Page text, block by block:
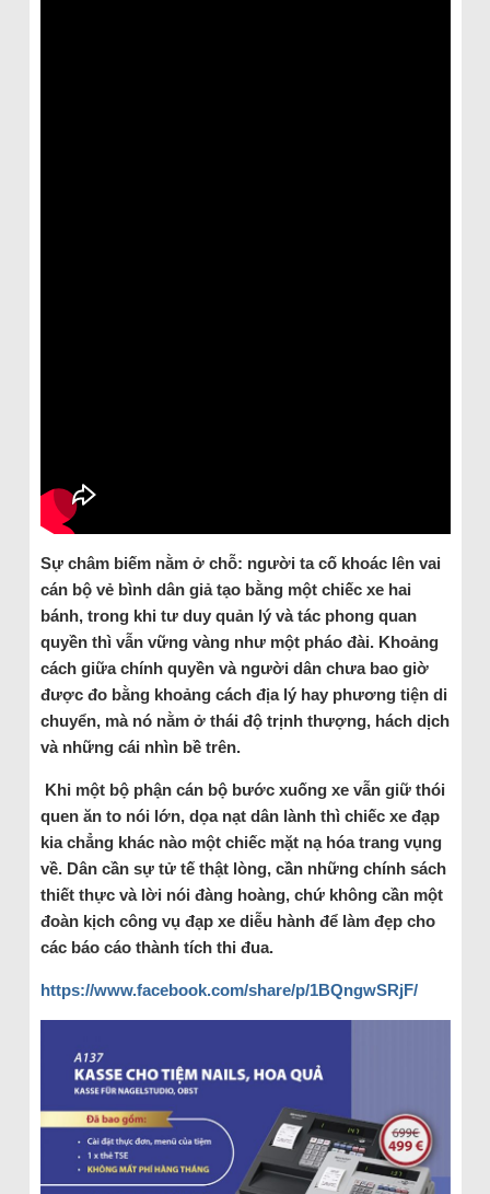
Sự châm biếm nằm ở chỗ: người ta cố khoác lên vai
cán bộ vẻ bình dân giả tạo bằng một chiếc xe hai
bánh, trong khi tư duy quản lý và tác phong quan
quyền thì vẫn vững vàng như một pháo đài. Khoảng
cách giữa chính quyền và người dân chưa bao giờ
được đo bằng khoảng cách địa lý hay phương tiện di
chuyển, mà nó nằm ở thái độ trịnh thượng, hách dịch
và những cái nhìn bề trên.
Khi một bộ phận cán bộ bước xuống xe vẫn giữ thói
quen ăn to nói lớn, dọa nạt dân lành thì chiếc xe đạp
kia chẳng khác nào một chiếc mặt nạ hóa trang vụng
về. Dân cần sự tử tế thật lòng, cần những chính sách
thiết thực và lời nói đàng hoàng, chứ không cần một
đoàn kịch công vụ đạp xe diễu hành để làm đẹp cho
các báo cáo thành tích thi đua.
https://www.facebook.com/share/p/1BQngwSRjF/